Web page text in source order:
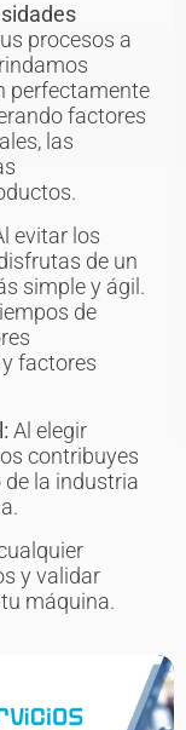
procesos a
perfectamente
factores
las
evitar los
de un
simple y ágil.
de
factores
Al elegir
contribuyes
la industria
y validar
máquina.